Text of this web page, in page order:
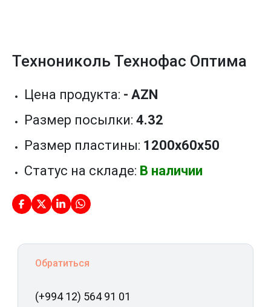
Технониколь Технофас Оптима
Цена продукта: - AZN
Размер посылки: 4.32
Размер пластины: 1200x60x50
Статус на складе: В наличии
Обратиться
(+994 12) 564 91 01